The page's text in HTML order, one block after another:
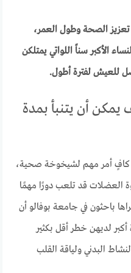
الصحة وطول العمر،
الأكبر سناً اللواتي يمتلكن
للعيش لفترة أطول.
يمكن أن يتنبأ بمدة
كافٍ أمر مهم لشيخوخة صحية،
العضلات قد تلعب دورًا مهمًا
باحثون في جامعة بوفالو أن
أكبر لديهن خطر أقل بكثير
البدني ولياقة القلب